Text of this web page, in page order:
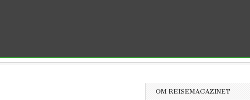
OM REISEMAGAZINET